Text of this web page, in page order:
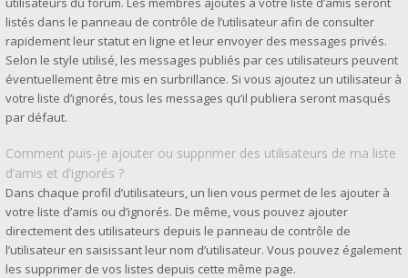
listés dans le panneau de contrôle de l’utilisateur afin de consulter
rapidement leur statut en ligne et leur envoyer des messages privés.
Selon le style utilisé, les messages publiés par ces utilisateurs peuvent
éventuellement être mis en surbrillance. Si vous ajoutez un utilisateur à
votre liste d’ignorés, tous les messages qu’il publiera seront masqués
par défaut.
Comment puis-je ajouter ou supprimer des utilisateurs de ma liste
d’amis et d’ignorés ?
Dans chaque profil d’utilisateurs, un lien vous permet de les ajouter à
votre liste d’amis ou d’ignorés. De même, vous pouvez ajouter
directement des utilisateurs depuis le panneau de contrôle de
l’utilisateur en saisissant leur nom d’utilisateur. Vous pouvez également
les supprimer de vos listes depuis cette même page.